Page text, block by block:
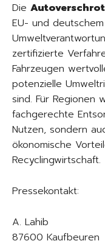
Die
EU- und
zertifizierte
Fahrzeugen
potenzielle
sind. Für Regionen
fachgerechte
Nutzen, sondern
ökonomische
Recyclingwirtschaft.
Pressekontakt:
A. Lahib
87600 Kaufbeuren